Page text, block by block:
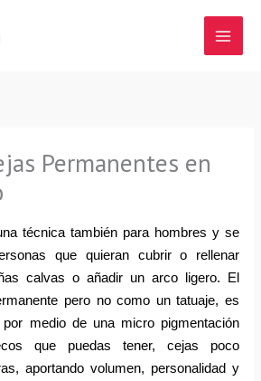
Permanentes en
técnica también para hombres y se
que quieran cubrir o rellenar
calvas o añadir un arco ligero. El
pero no como un tatuaje, es
medio de una micro pigmentación
que puedas tener, cejas poco
aportando volumen, personalidad y